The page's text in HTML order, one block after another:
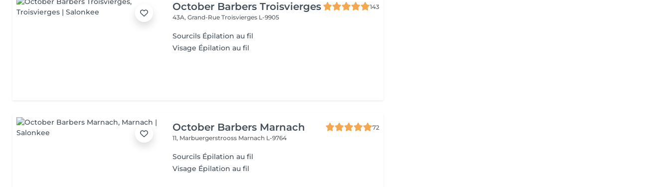
October Barbers Troisvierges
143
43A, Grand-RueTroisvierges L-9905
Sourcils Épilation au fil
Visage Épilation au fil
October Barbers Marnach
72
11, Marbuergerstrooss Marnach L-9764
Sourcils Épilation au fil
Visage Épilation au fil